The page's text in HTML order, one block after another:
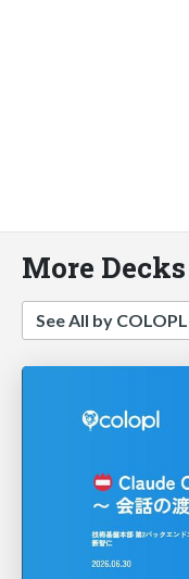
More
See All by COLOPL